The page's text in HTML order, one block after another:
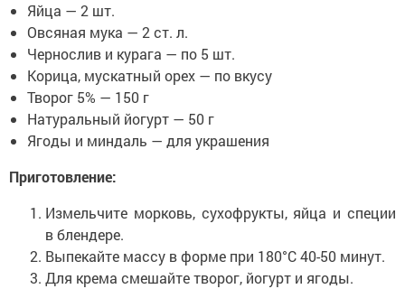
Яйца — 2 шт.
Овсяная мука — 2 ст. л.
Чернослив и курага — по 5 шт.
Корица, мускатный орех — по вкусу
Творог 5% — 150 г
Натуральный йогурт — 50 г
Ягоды и миндаль — для украшения
Приготовление:
Измельчите морковь, сухофрукты, яйца и специи
в блендере.
Выпекайте массу в форме при 180°C 40-50 минут.
Для крема смешайте творог, йогурт и ягоды.